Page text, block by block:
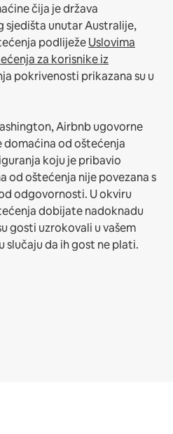
čija je država
sjedišta unutar Australije,
podliježeUslovima
za korisnike iz
pokrivenosti prikazana su u
Airbnb ugovorne
od oštećenja
koju je pribavio
od oštećenja nije povezana s
odgovornosti. U okviru
dobijate nadoknadu
gosti uzrokovali u vašem
slučaju da ih gost ne plati.